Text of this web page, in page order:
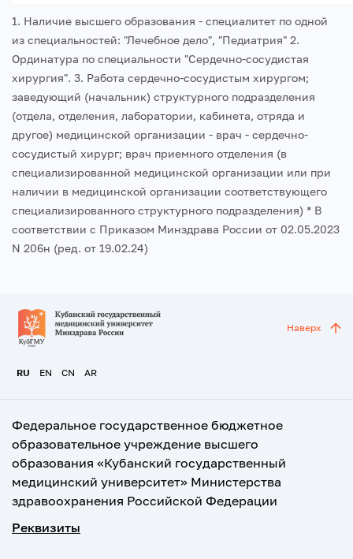
1. Наличие высшего образования - специалитет по одной
из специальностей: "Лечебное дело", "Педиатрия" 2.
Ординатура по специальности "Сердечно-сосудистая
хирургия". 3. Работа сердечно-сосудистым хирургом;
заведующий (начальник) структурного подразделения
(отдела, отделения, лаборатории, кабинета, отряда и
другое) медицинской организации - врач - сердечно-
сосудистый хирург; врач приемного отделения (в
специализированной медицинской организации или при
наличии в медицинской организации соответствующего
специализированного структурного подразделения) * В
соответствии с Приказом Минздрава России от 02.05.2023
N 206н (ред. от 19.02.24)
RU EN CN AR
Наверх
Федеральное государственное бюджетное
образовательное учреждение высшего
образования «Кубанский государственный
медицинский университет» Министерства
здравоохранения Российской Федерации
Реквизиты